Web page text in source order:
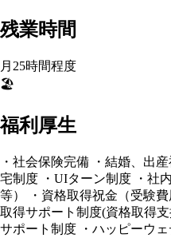
残業時間
月25時間程度
🏖️
福利厚生
・社会保険完備 ・結婚、出
宅制度 ・UIターン制度 ・社
等） ・資格取得祝金（受験
取得サポート制度(資格取得
サポート制度 ・ハッピーウ